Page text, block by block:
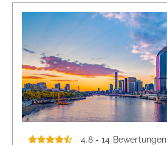
4.8 - 14 Bewertungen